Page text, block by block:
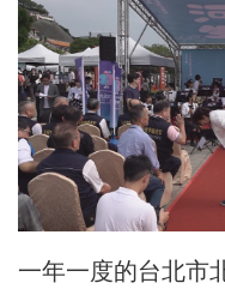
一年一度的台北市